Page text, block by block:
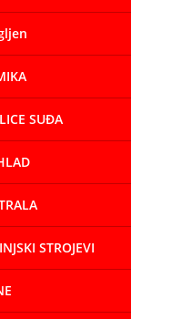
SUĐA
STROJEVI